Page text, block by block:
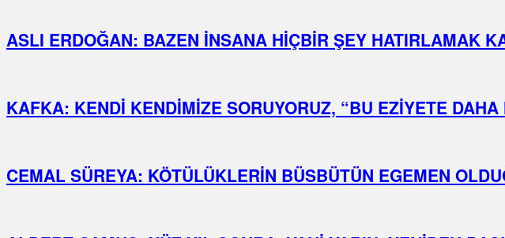
ASLI ERDOĞAN: BAZEN İNSANA HİÇBİR ŞEY HATIRLAMAK
KAFKA: KENDİ KENDİMİZE SORUYORUZ, “BU EZİYETE
CEMAL SÜREYA: KÖTÜLÜKLERİN BÜSBÜTÜN EGEMEN